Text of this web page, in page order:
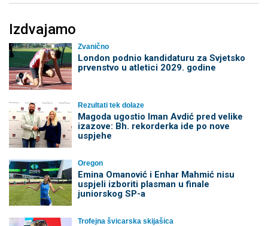
Izdvajamo
Zvanično
London podnio kandidaturu za Svjetsko
prvenstvo u atletici 2029. godine
Rezultati tek dolaze
Magoda ugostio Iman Avdić pred velike
izazove: Bh. rekorderka ide po nove
uspjehe
Oregon
Emina Omanović i Enhar Mahmić nisu
uspjeli izboriti plasman u finale
juniorskog SP-a
Trofejna švicarska skijašica